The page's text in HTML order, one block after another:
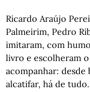
Ricardo Araújo
Palmeirim, Pedro
imitaram, com
livro e escolheram
acompanhar: desde
alcatifar, há de tudo.